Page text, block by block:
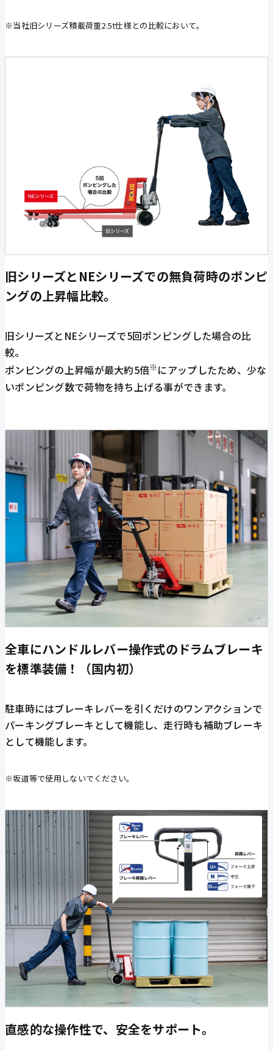
※当社旧シリーズ積載荷重2.5t仕様との比較において。
旧シリーズとNEシリーズでの無負荷時のポンピ
ングの上昇幅比較。
旧シリーズとNEシリーズで5回ポンピングした場合の比
較。
ポンピングの上昇幅が最大約5倍※にアップしたため、少な
いポンピング数で荷物を持ち上げる事ができます。
全車にハンドルレバー操作式のドラムブレーキ
を標準装備！（国内初）
駐車時にはブレーキレバーを引くだけのワンアクションで
パーキングブレーキとして機能し、走行時も補助ブレーキ
として機能します。
※坂道等で使用しないでください。
直感的な操作性で、安全をサポート。